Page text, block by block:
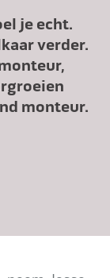
je echt.
verder.
monteur.